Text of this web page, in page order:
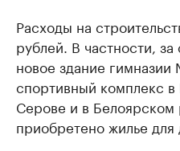
Расходы на
рублей. В частности, за
новое здание
спортивный комплекс
Серове и в Белоярском
приобретено жилье для